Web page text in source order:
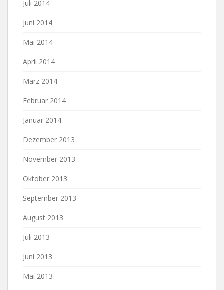
Juli 2014
Juni 2014
Mai 2014
April 2014
März 2014
Februar 2014
Januar 2014
Dezember 2013
November 2013
Oktober 2013
September 2013
August 2013
Juli 2013
Juni 2013
Mai 2013